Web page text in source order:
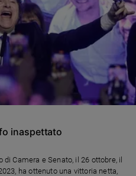
inaspettato
Camera e Senato, il 26 ottobre, il
ha ottenuto una vittoria netta,